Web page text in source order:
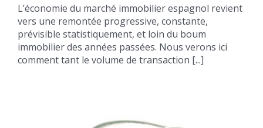
L’économie du marché immobilier espagnol revient
vers une remontée progressive, constante,
prévisible statistiquement, et loin du boum
immobilier des années passées. Nous verons ici
comment tant le volume de transaction [...]